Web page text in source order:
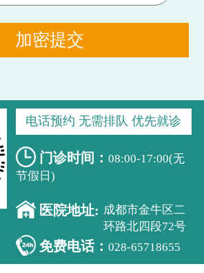
加密提交
电话预约 无需排队 优先就诊
门诊时间：08:00-17:00(无
节假日)
医院地址: 成都市金牛区二
环路北四段72号
免费电话：028-65718655